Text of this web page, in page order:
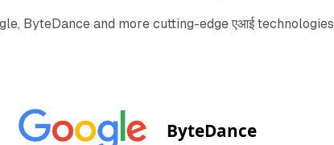
ByteDance and more cutting-edge एआई technologies